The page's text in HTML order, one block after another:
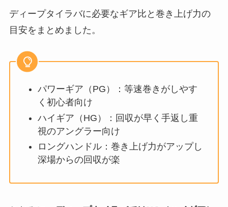
ディープタイラバに必要なギア比と巻き上げ力の
目安をまとめました。
パワーギア（PG）：等速巻きがしやす
く初心者向け
ハイギア（HG）：回収が早く手返し重
視のアングラー向け
ロングハンドル：巻き上げ力がアップし
深場からの回収が楽